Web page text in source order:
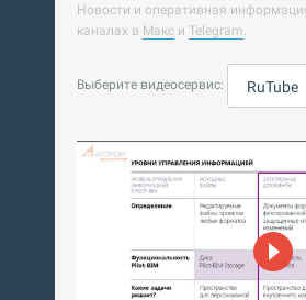
Новости и оперативная
каналах в Макс и Telegram.
Выберите видеосервис: RuTube